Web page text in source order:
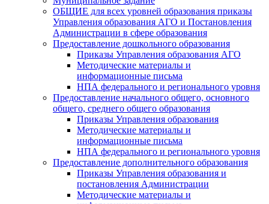
ОБЩИЕ для всех уровней образования приказы
Управления образования АГО и Постановления
Администрации в сфере образования
Предоставление дошкольного образования
Приказы Управления образования АГО
Методические материалы и
информационные письма
НПА федерального и регионального уровня
Предоставление начального общего, основного
общего, среднего общего образования
Приказы Управления образования
Методические материалы и
информационные письма
НПА федерального и регионального уровня
Предоставление дополнительного образования
Приказы Управления образования и
постановления Администрации
Методические материалы и